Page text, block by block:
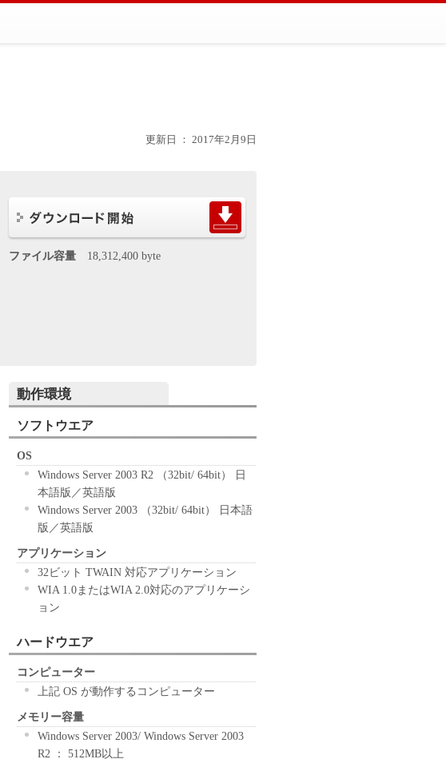
更新日 ： 2017年2月9日
ファイル容量 18,312,400 byte
動作環境
ソフトウエア
OS
Windows Server 2003 R2 （32bit/ 64bit） 日
本語版／英語版
Windows Server 2003 （32bit/ 64bit） 日本語
版／英語版
アプリケーション
32ビット TWAIN 対応アプリケーション
WIA 1.0またはWIA 2.0対応のアプリケーシ
ョン
ハードウエア
コンピューター
上記 OS が動作するコンピューター
メモリー容量
Windows Server 2003/ Windows Server 2003
R2 ： 512MB以上